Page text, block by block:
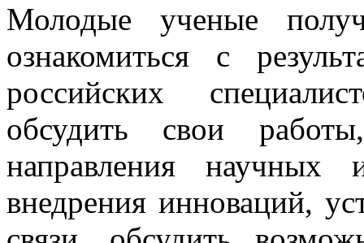
Молодые ученые
ознакомиться с
российских
обсудить свои
направления научных
внедрения инноваций,